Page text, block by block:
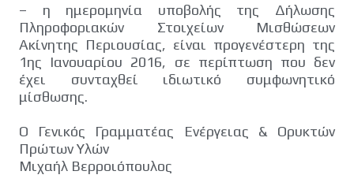
– η ημερομηνία υποβολής της Δήλωσης
Πληροφοριακών Στοιχείων Μισθώσεων
Ακίνητης Περιουσίας, είναι προγενέστερη της
1ης Ιανουαρίου 2016, σε περίπτωση που δεν
έχει συνταχθεί ιδιωτικό συμφωνητικό
μίσθωσης.
Ο Γενικός Γραμματέας Ενέργειας & Ορυκτών
Πρώτων Υλών
Μιχαήλ Βερροιόπουλος